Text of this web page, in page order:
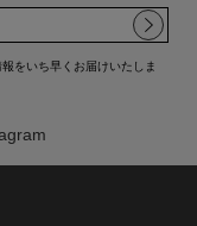
をいち早くお届けいたしま